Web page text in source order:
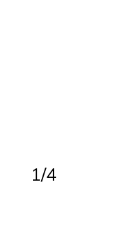
1/4